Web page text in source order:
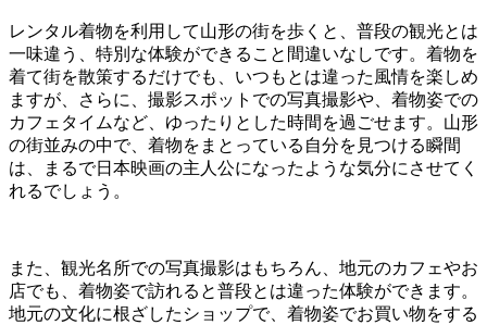
レンタル着物を利用して山形の街を歩くと、普段の観光とは
一味違う、特別な体験ができること間違いなしです。着物を
着て街を散策するだけでも、いつもとは違った風情を楽しめ
ますが、さらに、撮影スポットでの写真撮影や、着物姿での
カフェタイムなど、ゆったりとした時間を過ごせます。山形
の街並みの中で、着物をまとっている自分を見つける瞬間
は、まるで日本映画の主人公になったような気分にさせてく
れるでしょう。
また、観光名所での写真撮影はもちろん、地元のカフェやお
店でも、着物姿で訪れると普段とは違った体験ができます。
地元の文化に根ざしたショップで、着物姿でお買い物をする